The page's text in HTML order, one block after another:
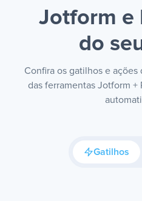
Jotform e
do
Confira os gatilhos e
das ferramentas Jotform +
Gatilhos